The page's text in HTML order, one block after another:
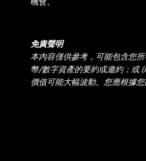
免責聲明
本內容僅供參考，可能包含您
幣/數字資產的要約或邀約；或
價值可能大幅波動。您應根據
情況，請諮詢您的法律/稅務/